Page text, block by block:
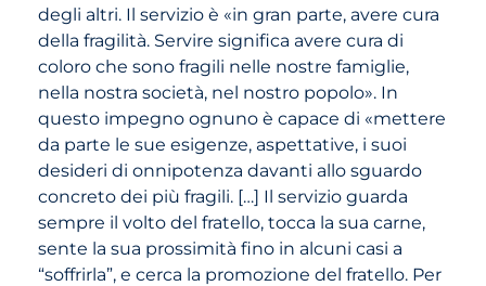
degli altri. Il servizio è «in gran parte, avere cura
della fragilità. Servire significa avere cura di
coloro che sono fragili nelle nostre famiglie,
nella nostra società, nel nostro popolo». In
questo impegno ognuno è capace di «mettere
da parte le sue esigenze, aspettative, i suoi
desideri di onnipotenza davanti allo sguardo
concreto dei più fragili. […] Il servizio guarda
sempre il volto del fratello, tocca la sua carne,
sente la sua prossimità fino in alcuni casi a
“soffrirla”, e cerca la promozione del fratello. Per